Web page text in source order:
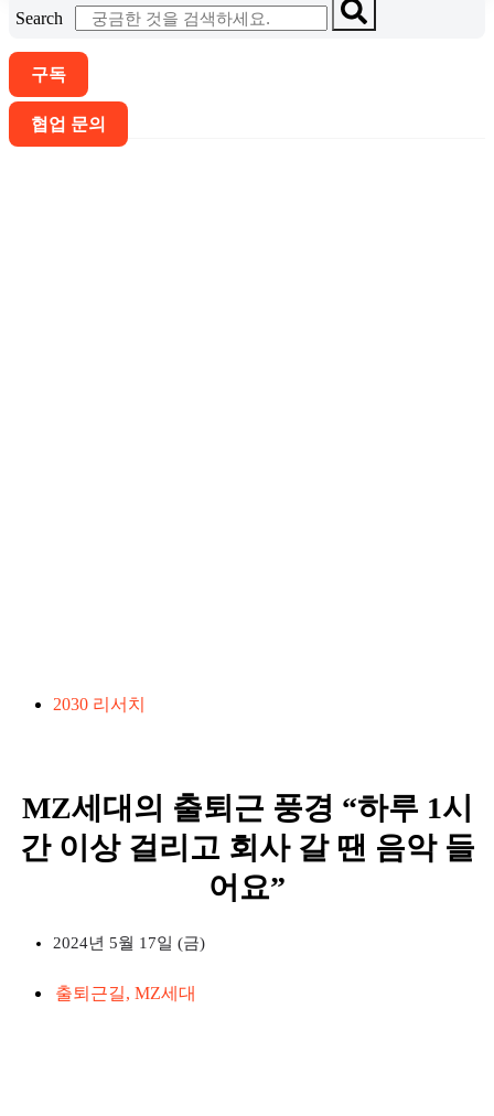
Search
구독
협업 문의
2030 리서치
MZ세대의 출퇴근 풍경 “하루 1시
간 이상 걸리고 회사 갈 땐 음악 들
어요”
2024년 5월 17일 (금)
출퇴근길, MZ세대